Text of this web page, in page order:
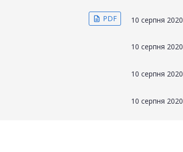
description PDF 10 серпня 2020
10 серпня 2020
10 серпня 2020
10 серпня 2020